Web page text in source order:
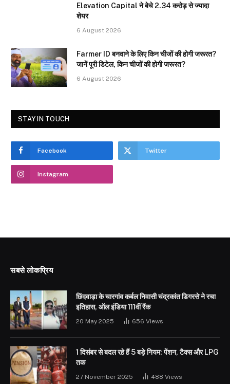
Elevation Capital ने बेचे 2.34 करोड़ से ज्यादा
शेयर
6 August 2026
Farmer ID बनवाने के लिए किन चीजों की होगी जरूरत?
जानें पूरी डिटेल, किन चीजों की होगी जरूरत?
6 August 2026
STAY IN TOUCH
Facebook Twitter
Instagram
सबसे लोकप्रिय
छिंदवाड़ा के चारगांव कर्बल निवासी चंद्रकांत डिगरसे ने रचा
इतिहास, ऑल इंडिया 111वीं रैंक
20 May 2025 656 Views
1 दिसंबर से बदल रहे हैं 5 बड़े नियम: पेंशन, टैक्स और LPG
तक
27 November 2025 488 Views